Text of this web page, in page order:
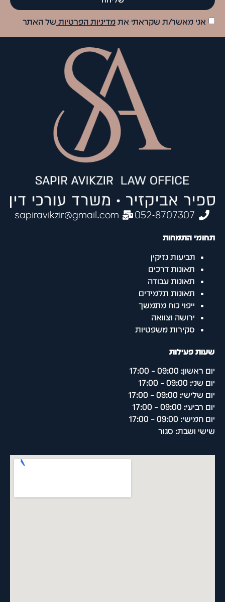
אני מאשר/ת שקראתי אתמדיניות הפרטיות של האתר
052-8707307
sapiravikzir@gmail.com
תחומי התמחות
תביעות נזיקין
תאונות דרכים
תאונות עבודה
תאונות תלמידים
ייפוי כוח מתמשך
ירושה וצוואה
סקירות משפטיות
שעות פעילות
יום ראשון: 09:00 – 17:00
יום שני: 09:00 – 17:00
יום שלישי: 09:00 – 17:00
יום רביעי: 09:00 – 17:00
יום חמישי: 09:00 – 17:00
שישי ושבת: סגור